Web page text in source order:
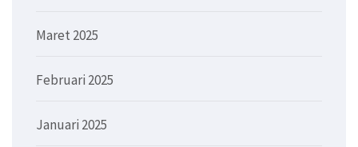
Maret 2025
Februari 2025
Januari 2025